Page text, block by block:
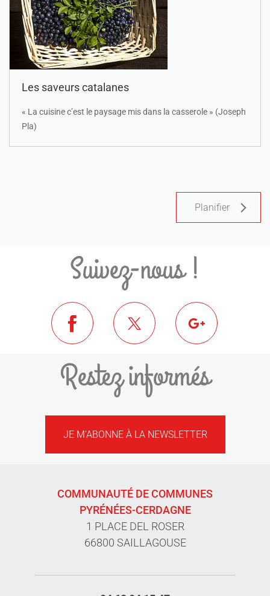
Les saveurs catalanes
« La cuisine c’est le paysage mis dans la casserole » (Joseph
Pla)
Planifier
Suivez-nous !
Restez informés
JE M'ABONNE À LA NEWSLETTER
COMMUNAUTÉ DE COMMUNES
PYRÉNÉES-CERDAGNE
1 PLACE DEL ROSER
66800 SAILLAGOUSE